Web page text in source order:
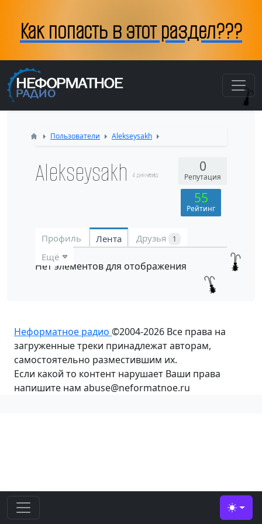
Как попасть в этот раздел???
Пользователи Alekseysakh
Alekseysakh 4 дня назад
0
Репутация
55
Рейтинг
Профиль Лента Друзья 1
Ещё
Нет элементов для отображения
Неформатное радио ©2004-2026 Все права на
загруженные треки принадлежат авторам,
самостоятельно разместившим их.
Если какой то контент нарушает Ваши права
напишите нам abuse@neformatnoe.ru